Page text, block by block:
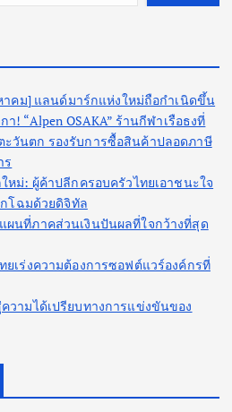
าคม] แลนด์มาร์กแห่งใหม่ถือกำเนิดขึ้น
! “Alpen OSAKA” ร้านกีฬาเรือธงที่
วันตก รองรับการซื้อสินค้าปลอดภาษี
ร
หม่: ผู้ค้าปลีกครอบครัวไทยเอาชนะใจ
กโฉมด้วยดิจิทัล
ผนที่ภาคส่วนเงินปันผลที่ใจกว้างที่สุด
ยเร่งความต้องการซอฟต์แวร์องค์กรที่
วามได้เปรียบทางการแข่งขันของ